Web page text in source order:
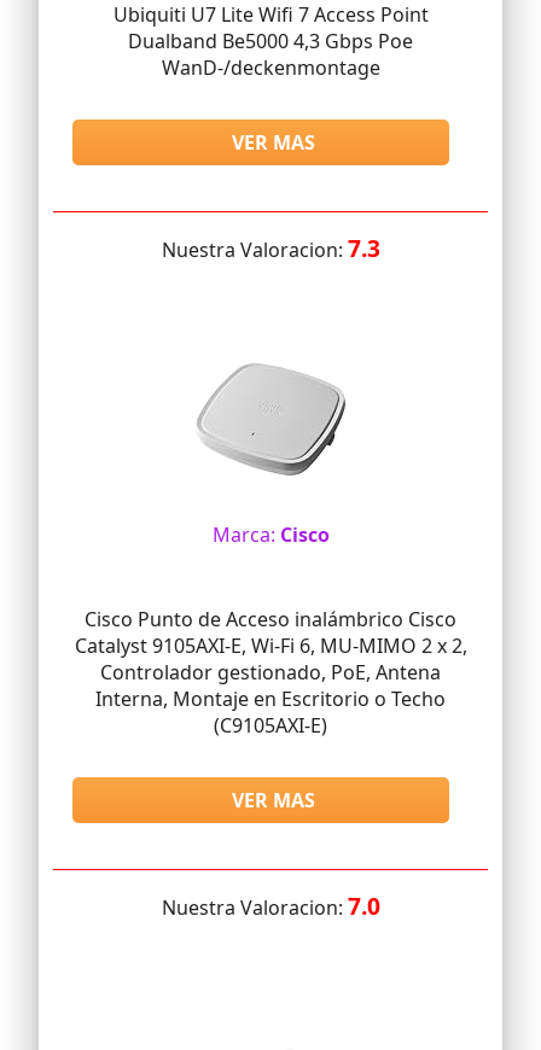
Ubiquiti U7 Lite Wifi 7 Access Point
Dualband Be5000 4,3 Gbps Poe
WanD-/deckenmontage
VER MAS
Nuestra Valoracion: 7.3
Marca: Cisco
Cisco Punto de Acceso inalámbrico Cisco
Catalyst 9105AXI-E, Wi-Fi 6, MU-MIMO 2 x 2,
Controlador gestionado, PoE, Antena
Interna, Montaje en Escritorio o Techo
(C9105AXI-E)
VER MAS
Nuestra Valoracion: 7.0